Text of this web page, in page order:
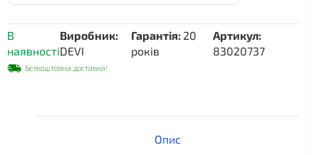
В
наявності
Виробник:
DEVI
Гарантія: 20
років
Артикул:
83020737
Безкоштовна доставка!
Опис